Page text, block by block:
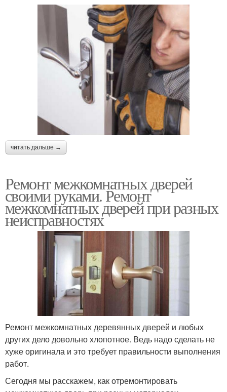
читать дальше →
Ремонт межкомнатных дверей
своими руками. Ремонт
межкомнатных дверей при разных
неисправностях
Ремонт межкомнатных деревянных дверей и любых
других дело довольно хлопотное. Ведь надо сделать не
хуже оригинала и это требует правильности выполнения
работ.
Сегодня мы расскажем, как отремонтировать